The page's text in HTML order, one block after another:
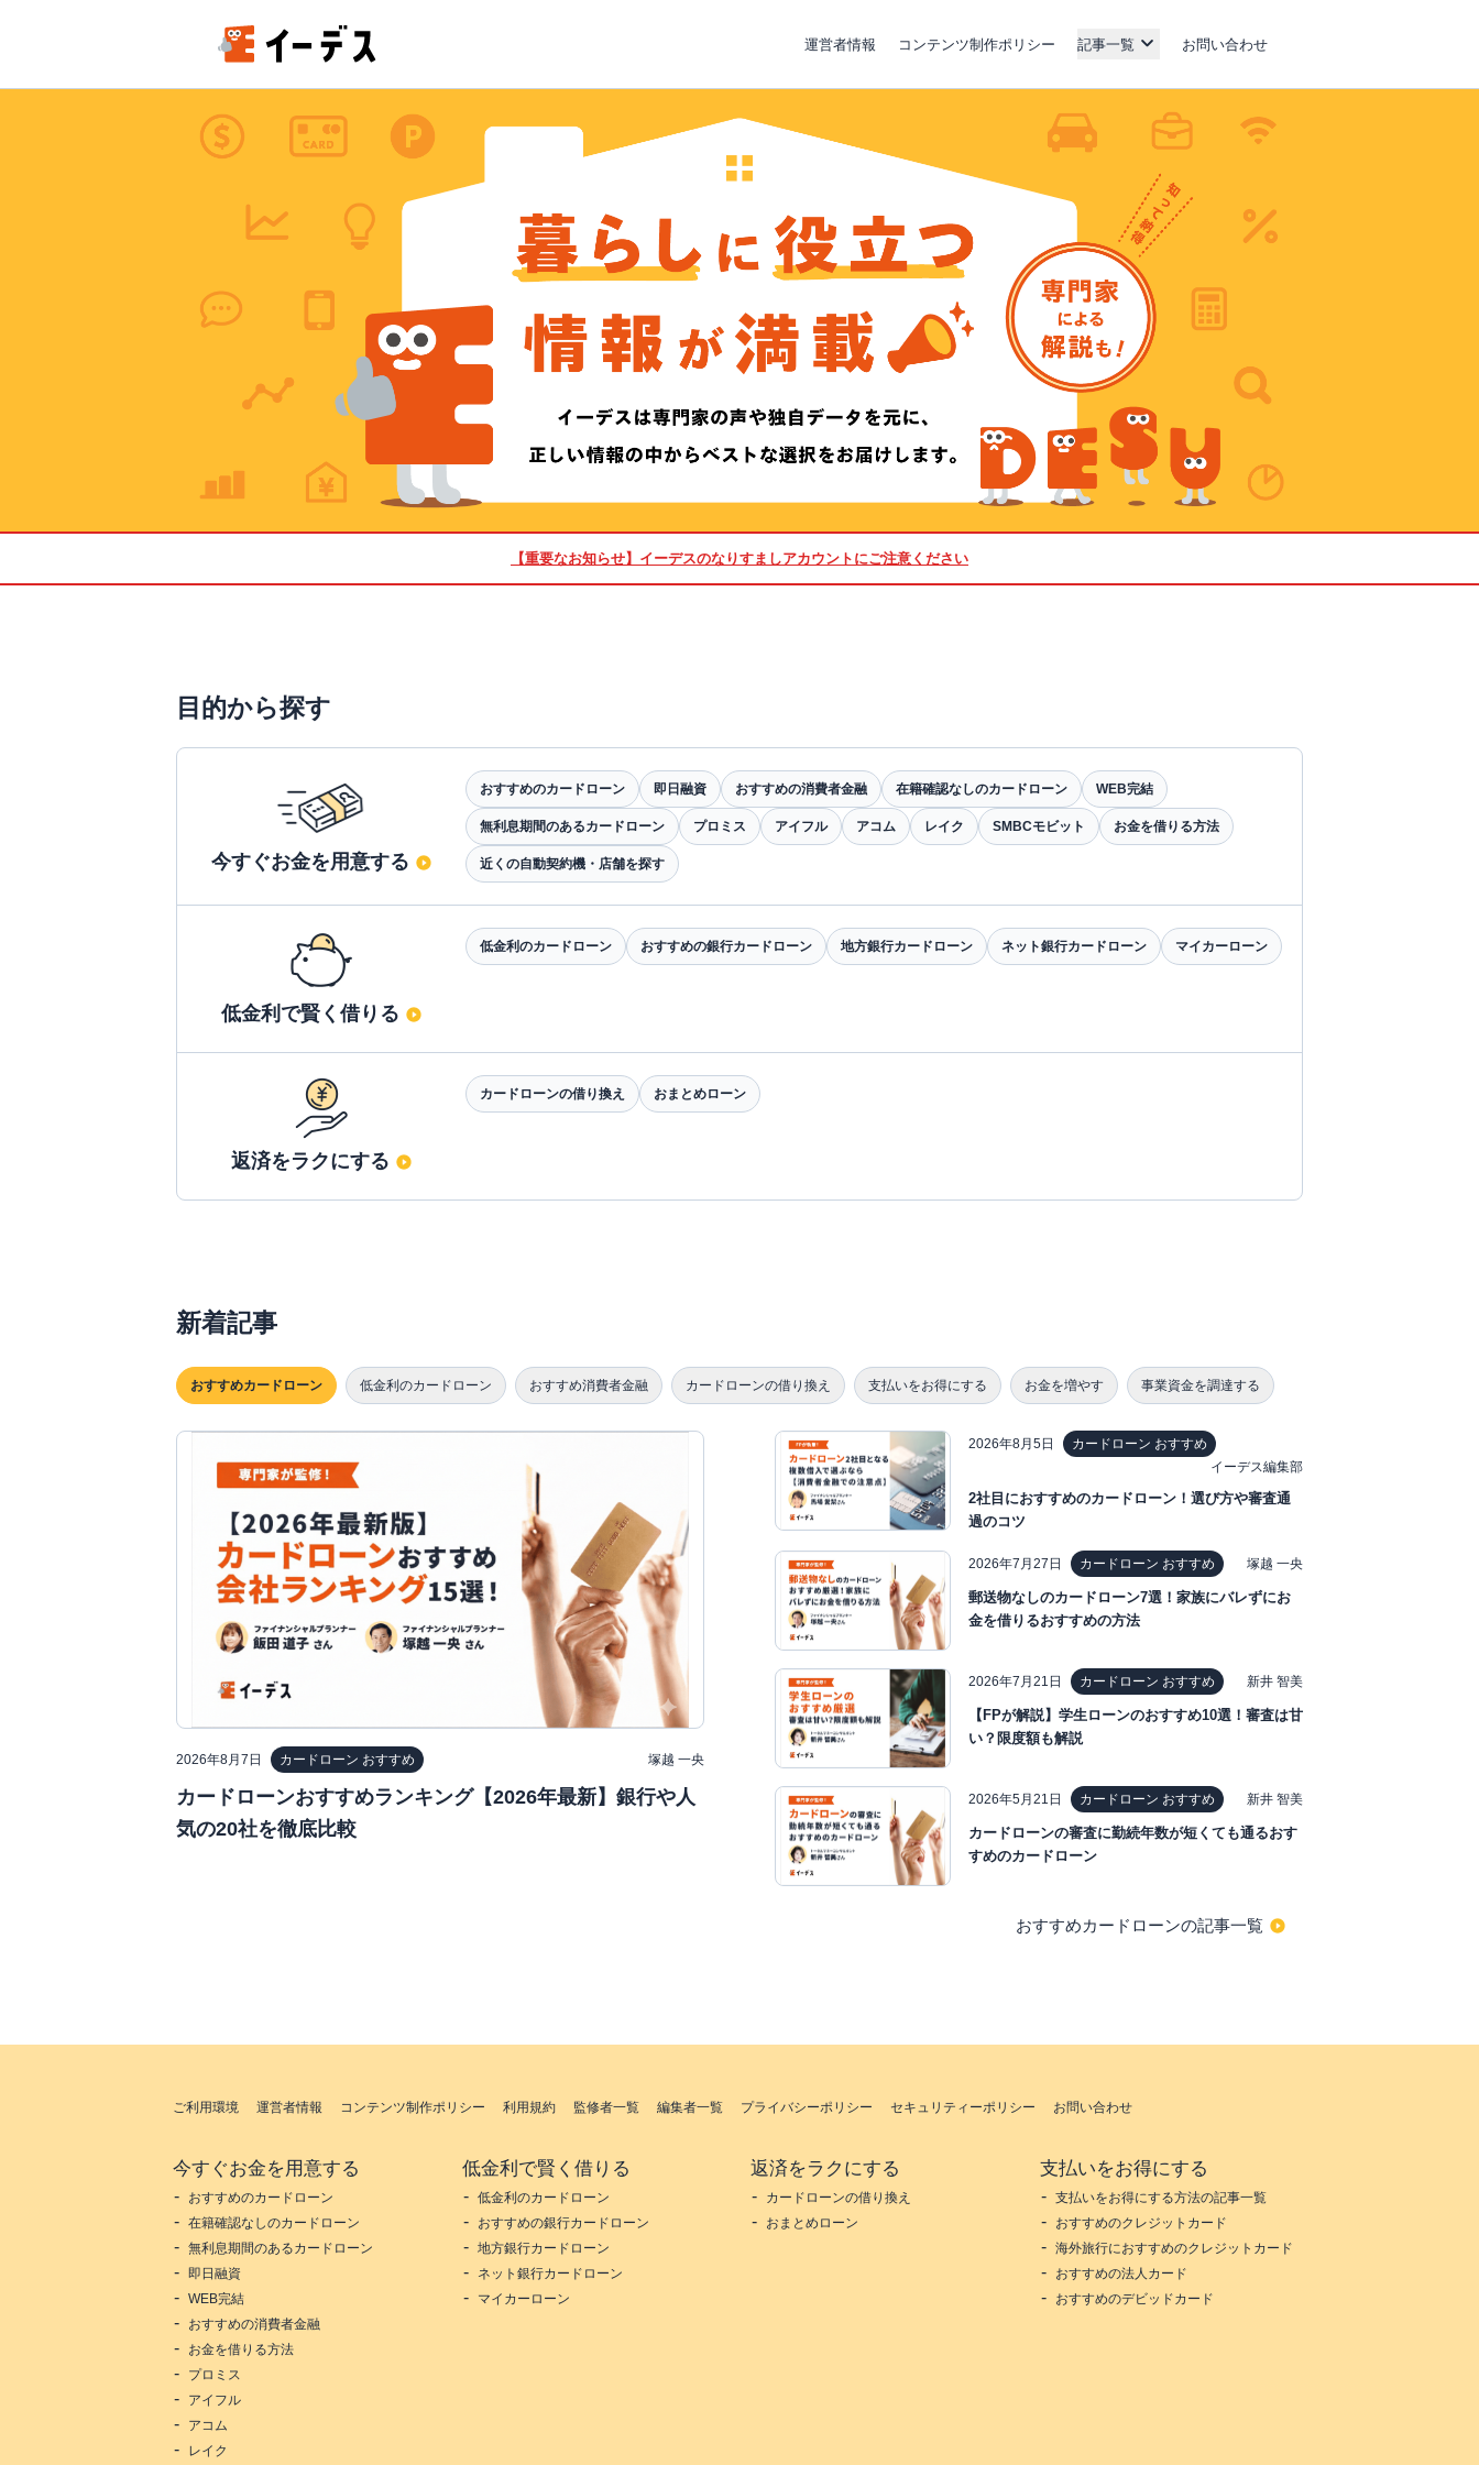
運営者情報 コンテンツ制作ポリシー 記事一覧 お問い合わせ
【重要なお知らせ】 イーデスのなりすましアカウントにご注意ください
目的から探す
今すぐお金を用意する
おすすめのカードローン 即日融資 おすすめの消費者金融 在籍確認なしのカードローン WEB完結
無利息期間のあるカードローン プロミス アイフル アコム レイク SMBCモビット お金を借りる方法
近くの自動契約機・店舗を探す
低金利で賢く借りる
低金利のカードローン おすすめの銀行カードローン 地方銀行カードローン ネット銀行カードローン マイカーローン
返済をラクにする
カードローンの借り換え おまとめローン
新着記事
おすすめカードローン 低金利のカードローン おすすめ消費者金融 カードローンの借り換え 支払いをお得にする お金を増やす 事業資金を調達する
2026年8月7日 カードローン おすすめ 塚越 一央
カードローンおすすめランキング【2026年最新】銀行や人
気の20社を徹底比較
2026年8月5日
カードローン おすすめ
イーデス編集部
2社目におすすめのカードローン！選び方や審査通
過のコツ
2026年7月27日 カードローン おすすめ 塚越 一央
郵送物なしのカードローン7選！家族にバレずにお
金を借りるおすすめの方法
2026年7月21日 カードローン おすすめ 新井 智美
【FPが解説】学生ローンのおすすめ10選！審査は甘
い？限度額も解説
2026年5月21日 カードローン おすすめ 新井 智美
カードローンの審査に勤続年数が短くても通るおす
すめのカードローン
おすすめカードローンの記事一覧
ご利用環境 運営者情報 コンテンツ制作ポリシー 利用規約 監修者一覧 編集者一覧 プライバシーポリシー セキュリティーポリシー お問い合わせ
今すぐお金を用意する
おすすめのカードローン
在籍確認なしのカードローン
無利息期間のあるカードローン
即日融資
WEB完結
おすすめの消費者金融
お金を借りる方法
プロミス
アイフル
アコム
レイク
低金利で賢く借りる
低金利のカードローン
おすすめの銀行カードローン
地方銀行カードローン
ネット銀行カードローン
マイカーローン
返済をラクにする
カードローンの借り換え
おまとめローン
支払いをお得にする
支払いをお得にする方法の記事一覧
おすすめのクレジットカード
海外旅行におすすめのクレジットカード
おすすめの法人カード
おすすめのデビッドカード